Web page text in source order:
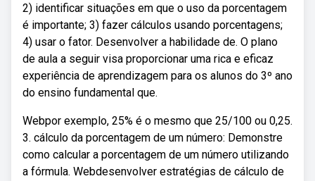
2) identificar situações em que o uso da porcentagem
é importante; 3) fazer cálculos usando porcentagens;
4) usar o fator. Desenvolver a habilidade de. O plano
de aula a seguir visa proporcionar uma rica e eficaz
experiência de aprendizagem para os alunos do 3º ano
do ensino fundamental que.
Webpor exemplo, 25% é o mesmo que 25/100 ou 0,25.
3. cálculo da porcentagem de um número: Demonstre
como calcular a porcentagem de um número utilizando
a fórmula. Webdesenvolver estratégias de cálculo de